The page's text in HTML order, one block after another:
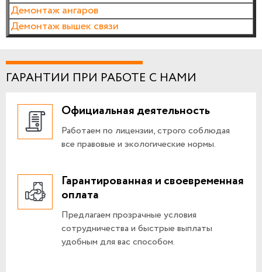
Демонтаж ангаров
Демонтаж вышек связи
ГАРАНТИИ ПРИ РАБОТЕ С НАМИ
Официальная деятельность
Работаем по лицензии, строго соблюдая
все правовые и экологические нормы.
Гарантированная и своевременная
оплата
Предлагаем прозрачные условия
сотрудничества и быстрые выплаты
удобным для вас способом.